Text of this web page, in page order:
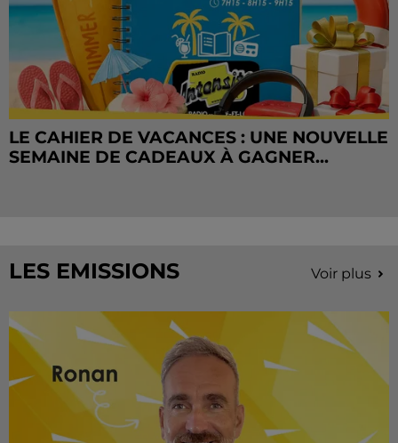
LE CAHIER DE VACANCES : UNE NOUVELLE
SEMAINE DE CADEAUX À GAGNER...
LES EMISSIONS Voir plus